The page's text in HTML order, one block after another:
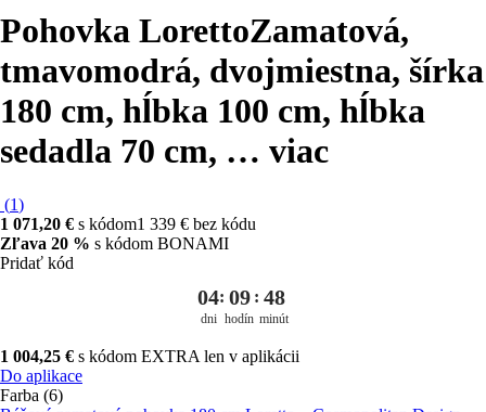
Pohovka LorettoZamatová,
tmavomodrá, dvojmiestna, šírka
180 cm, hĺbka 100 cm, hĺbka
sedadla 70 cm, … viac
(1)
1 071,20 € s kódom1 339 € bez kódu
Zľava 20 % s kódom BONAMI
Pridať kód
04
dni
: 09
hodín
: 48
minút
1 004,25 € s kódom EXTRA len v aplikácii
Do aplikace
Farba (6)